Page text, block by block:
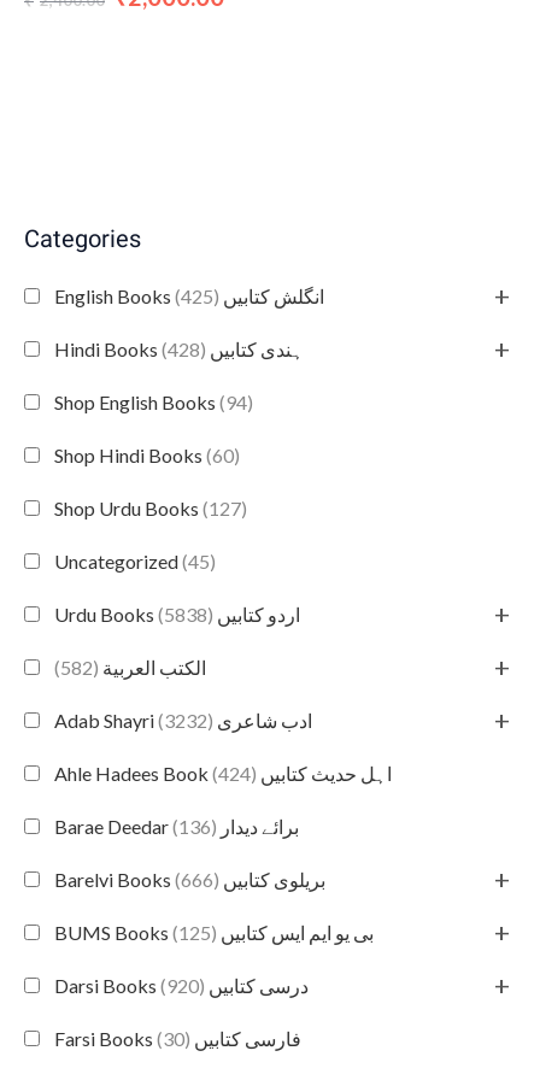
Categories
English Books انگلش کتابیں (425) +
Hindi Books ہندی کتابیں (428) +
Shop English Books (94)
Shop Hindi Books (60)
Shop Urdu Books (127)
Uncategorized(45)
Urdu Books اردو کتابیں (5838) +
الكتب العربية (582) +
Adab Shayri ادب شاعری (3232) +
Ahle Hadees Book اہل حدیث کتابیں (424)
Barae Deedar برائے دیدار (136)
Barelvi Books بریلوی کتابیں (666) +
BUMS Books بی یو ایم ایس کتابیں (125) +
Darsi Books درسی کتابیں (920) +
Farsi Books فارسی کتابیں (30)